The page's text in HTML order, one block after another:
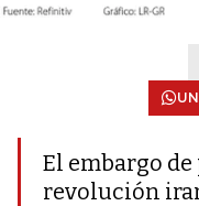
El embargo
revolución